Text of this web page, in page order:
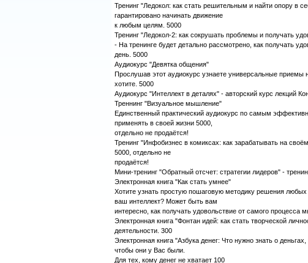
Тренинг "Ледокол: как стать решительным и найти опору в
гарантировано начинать движение
к любым целям. 5000
Тренинг "Ледокол-2: как сокрушать проблемы и получать
- На тренинге будет детально рассмотрено, как получать
день. 5000
Аудиокурс "Девятка общения"
Прослушав этот аудиокурс узнаете универсальные приемы
хотите. 5000
Аудиокурс "Интеллект в деталях" - авторский курс лекций
Треннинг "Визуальное мышление"
Единственный практический аудиокурс по самым
применять в своей жизни 5000,
отдельно не продаётся!
Тренинг "Инфобизнес в комиксах: как зарабатывать на
5000, отдельно не
продаётся!
Мини-тренинг "Обратный отсчет: стратегии лидеров" -
Электронная книга "Как стать умнее"
Хотите узнать простую пошаговую методику решения
ваш интеллект? Может быть вам
интересно, как получать удовольствие от самого процесса
Электронная книга "Фонтан идей: как стать творческой
деятельности. 300
Электронная книга "Азбука денег: Что нужно знать о
чтобы они у Вас были.
Для тех, кому денег не хватает 100